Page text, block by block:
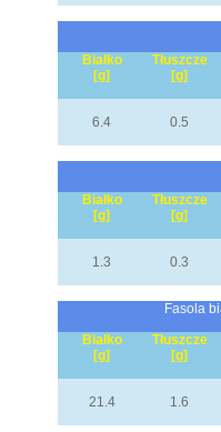
Białko
[g]
Tłuszcze
[g]
6.4 0.5
Białko
[g]
Tłuszcze
[g]
1.3 0.3
Fasola
Białko
[g]
Tłuszcze
[g]
21.4 1.6